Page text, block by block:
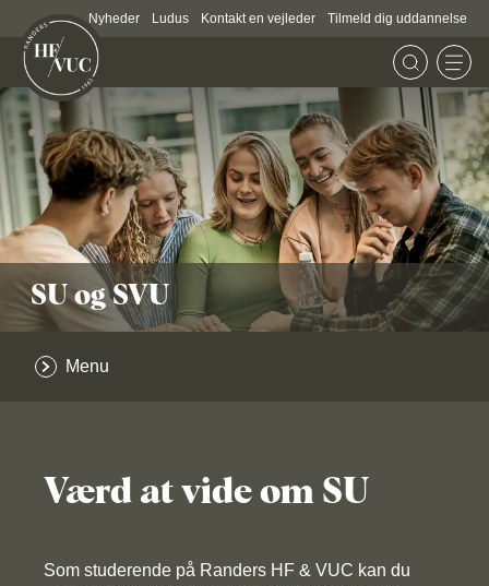
Nyheder Ludus Kontakt en vejleder Tilmeld dig uddannelse
SU og SVU
Menu
Værd at vide om SU
Som studerende på Randers HF & VUC kan du